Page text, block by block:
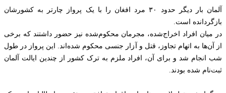
آلمان بار دیگر حدود ۳۰ مرد افغان را با یک پرواز چارتر به کشورشان
بازگردانده است.
در میان افراد اخراج‌شده، مجرمان محکوم‌شده نیز حضور داشتند که برخی
از آن‌ها به اتهام تجاوز، قتل و آزار جنسی محکوم شده‌اند. این پرواز در طول
شب انجام شد و برای آن، افراد ملزم به ترک کشور از چندین ایالت آلمان
ثبت‌نام شده بودند.